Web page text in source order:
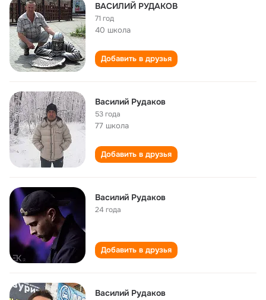
ВАСИЛИЙ РУДАКОВ
71 год
40 школа
Добавить в друзья
Василий Рудаков
53 года
77 школа
Добавить в друзья
Василий Рудаков
24 года
Добавить в друзья
Василий Рудаков